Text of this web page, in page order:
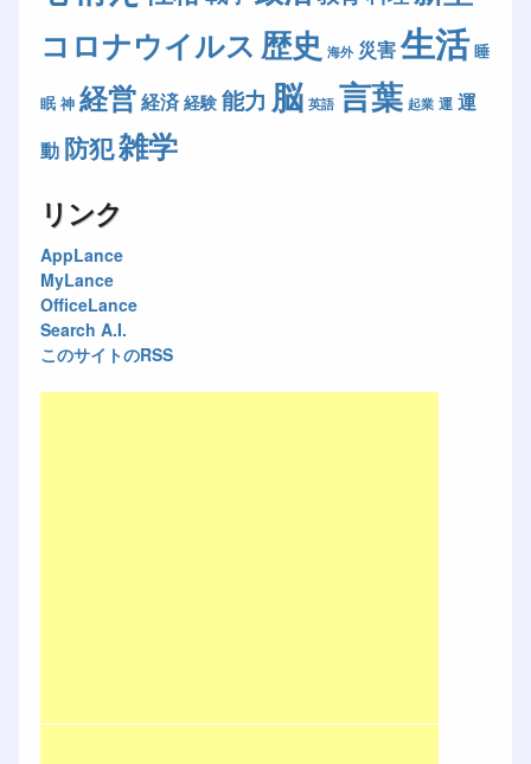
コロナウイルス 歴史 海外 災害生活 睡
眠 神 経営経済 経験 能力 脳 英語 言葉 起業 運 運
動 防犯雑学
リンク
AppLance
MyLance
OfficeLance
Search A.I.
このサイトのRSS